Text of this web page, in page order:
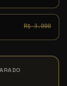
R$ 3.000